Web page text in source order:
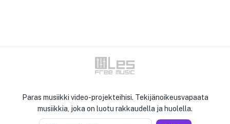
Paras musiikki video-projekteihisi. Tekijänoikeusvapaata
musiikkia, joka on luotu rakkaudella ja huolella.